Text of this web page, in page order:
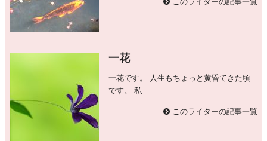
一花
一花です。 人生もちょっと黄昏てきた頃
です。 私...
このライターの記事一覧